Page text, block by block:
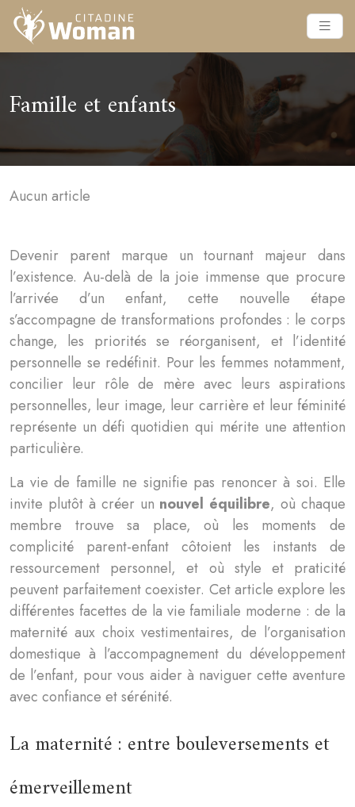
Famille et enfants
Aucun article
Devenir parent marque un tournant majeur dans
l’existence. Au-delà de la joie immense que procure
l’arrivée d’un enfant, cette nouvelle étape
s’accompagne de transformations profondes : le corps
change, les priorités se réorganisent, et l’identité
personnelle se redéfinit. Pour les femmes notamment,
concilier leur rôle de mère avec leurs aspirations
personnelles, leur image, leur carrière et leur féminité
représente un défi quotidien qui mérite une attention
particulière.
La vie de famille ne signifie pas renoncer à soi. Elle
invite plutôt à créer un nouvel équilibre, où chaque
membre trouve sa place, où les moments de
complicité parent-enfant côtoient les instants de
ressourcement personnel, et où style et praticité
peuvent parfaitement coexister. Cet article explore les
différentes facettes de la vie familiale moderne : de la
maternité aux choix vestimentaires, de l’organisation
domestique à l’accompagnement du développement
de l’enfant, pour vous aider à naviguer cette aventure
avec confiance et sérénité.
La maternité : entre bouleversements et
émerveillement